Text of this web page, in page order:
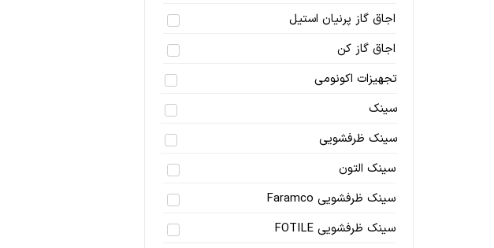
اجاق گاز پرنیان استیل
اجاق گاز کن
تجهیزات اکونومی
سینک
سینک ظرفشویی
سینک التون
سینک ظرفشویی Faramco
سینک ظرفشویی FOTILE